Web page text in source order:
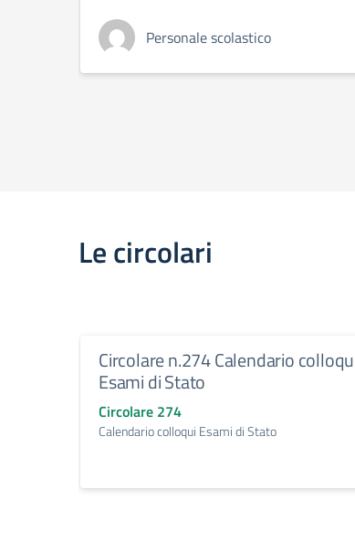
Personale scolastico
Le circolari
Circolare n.274 Calendario
Esami di Stato
Circolare 274
Calendario colloqui Esami di Stato